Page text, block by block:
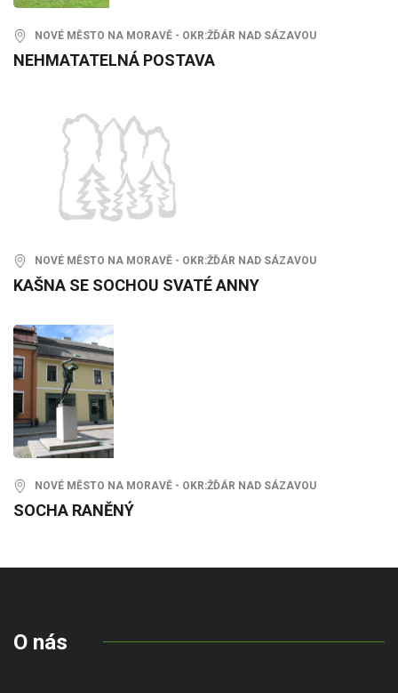
NOVÉ MĚSTO NA MORAVĚ - OKR:ŽĎÁR NAD SÁZAVOU
NEHMATATELNÁ POSTAVA
NOVÉ MĚSTO NA MORAVĚ - OKR:ŽĎÁR NAD SÁZAVOU
KAŠNA SE SOCHOU SVATÉ ANNY
NOVÉ MĚSTO NA MORAVĚ - OKR:ŽĎÁR NAD SÁZAVOU
SOCHA RANĚNÝ
O nás